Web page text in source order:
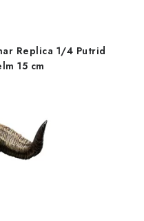
Replica 1/4 Putrid
15 cm